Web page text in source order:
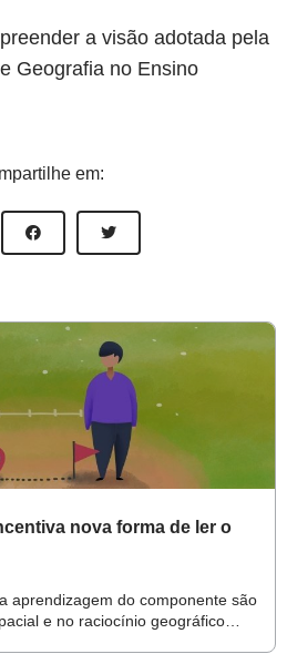
a visão adotada pela
Geografia no Ensino
em:
nova forma de ler o
aprendizagem do componente são